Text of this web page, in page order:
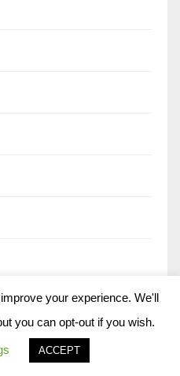
your experience. We'll
you can opt-out if you wish.
ACCEPT